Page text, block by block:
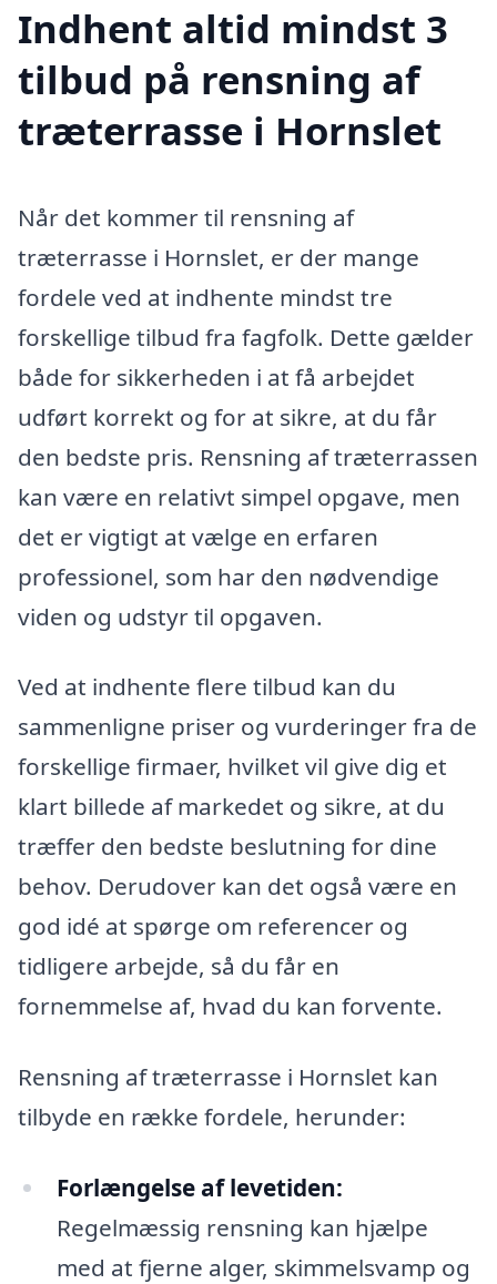
Indhent altid mindst 3
tilbud på rensning af
træterrasse i Hornslet
Når det kommer til rensning af
træterrasse i Hornslet, er der mange
fordele ved at indhente mindst tre
forskellige tilbud fra fagfolk. Dette gælder
både for sikkerheden i at få arbejdet
udført korrekt og for at sikre, at du får
den bedste pris. Rensning af træterrassen
kan være en relativt simpel opgave, men
det er vigtigt at vælge en erfaren
professionel, som har den nødvendige
viden og udstyr til opgaven.
Ved at indhente flere tilbud kan du
sammenligne priser og vurderinger fra de
forskellige firmaer, hvilket vil give dig et
klart billede af markedet og sikre, at du
træffer den bedste beslutning for dine
behov. Derudover kan det også være en
god idé at spørge om referencer og
tidligere arbejde, så du får en
fornemmelse af, hvad du kan forvente.
Rensning af træterrasse i Hornslet kan
tilbyde en række fordele, herunder:
Forlængelse af levetiden:
Regelmæssig rensning kan hjælpe
med at fjerne alger, skimmelsvamp og